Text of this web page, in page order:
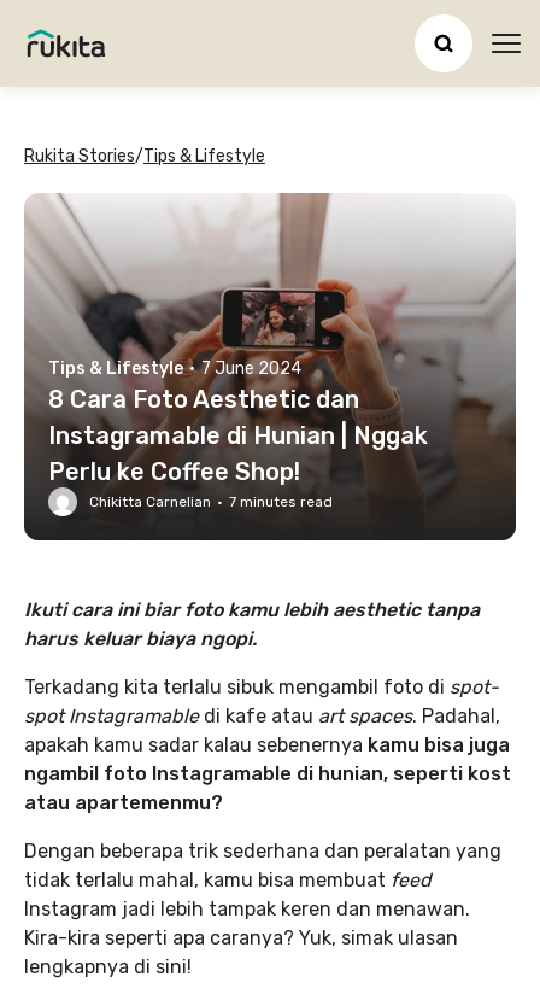
Rukita Stories/Tips & Lifestyle
Tips & Lifestyle · 7 June 2024
8 Cara Foto Aesthetic dan
Instagramable di Hunian | Nggak
Perlu ke Coffee Shop!
Chikitta Carnelian · 7 minutes read
Ikuti cara ini biar foto kamu lebih aesthetic tanpa
harus keluar biaya ngopi.
Terkadang kita terlalu sibuk mengambil foto di spot-
spot Instagramabledi kafe atau art spaces. Padahal,
apakah kamu sadar kalau sebenernya kamu bisa juga
ngambil foto Instagramable di hunian, seperti kost
atau apartemenmu?
Dengan beberapa trik sederhana dan peralatan yang
tidak terlalu mahal, kamu bisa membuat feed
Instagram jadi lebih tampak keren dan menawan.
Kira-kira seperti apa caranya? Yuk, simak ulasan
lengkapnya di sini!